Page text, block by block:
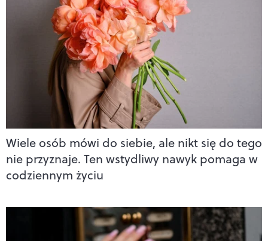
Wiele osób mówi do siebie, ale nikt się do tego
nie przyznaje. Ten wstydliwy nawyk pomaga w
codziennym życiu